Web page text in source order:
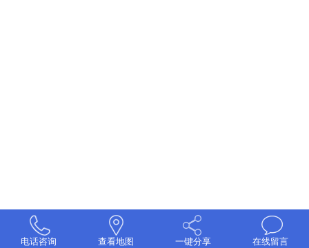
电话咨询 查看地图 一键分享 在线留言